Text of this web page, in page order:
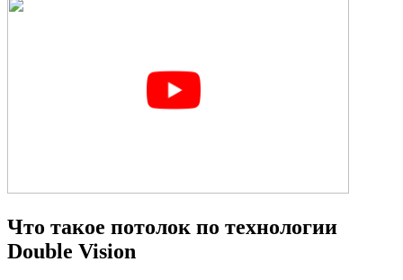
Что такое потолок по технологии
Double Vision